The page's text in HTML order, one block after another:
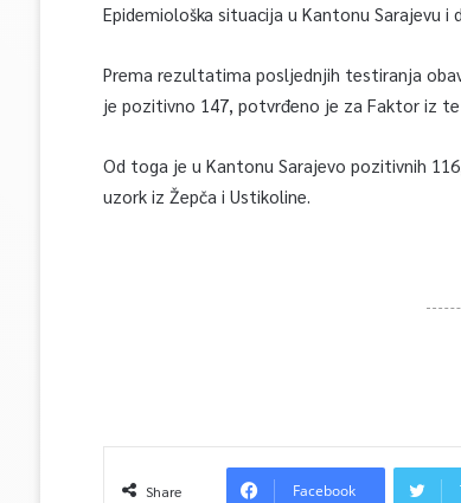
Epidemiološka situacija u Kantonu Sarajevu
Prema rezultatima posljednjih testiranja
je pozitivno 147, potvrđeno je za Faktor iz
Od toga je u Kantonu Sarajevo pozitivnih
uzork iz Žepča i Ustikoline.
Share Facebook